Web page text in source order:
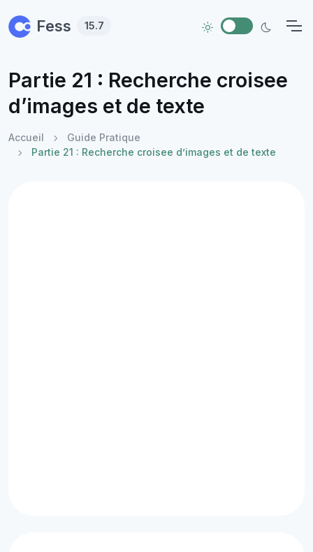
Fess 15.7
Partie 21 : Recherche croisee
d’images et de texte
Accueil
Guide Pratique
Partie 21 : Recherche croisee d’images et de texte